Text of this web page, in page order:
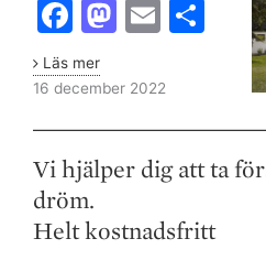
k
F
a
c
e
b
o
o
M
st
o
d
o
n
E
ai
l
e
Läs mer
16 december 2022
Vi hjälper dig att ta
dröm.
Helt kostnadsfritt